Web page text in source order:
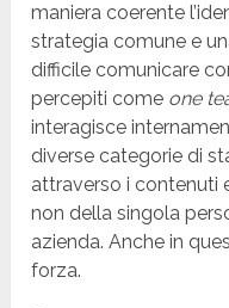
maniera coerente
strategia comune e
difficile comunicare
percepiti come one
interagisce
diverse categorie di
attraverso i contenuti
non della singola
azienda. Anche in
forza.